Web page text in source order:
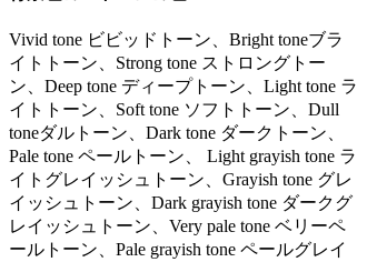
Vivid tone ビビッドトーン、Bright toneブラ
イトトーン、Strong tone ストロングトー
ン、Deep tone ディープトーン、Light tone ラ
イトトーン、Soft tone ソフトトーン、Dull
toneダルトーン、Dark tone ダークトーン、
Pale tone ペールトーン、 Light grayish tone ラ
イトグレイッシュトーン、Grayish tone グレ
イッシュトーン、Dark grayish tone ダークグ
レイッシュトーン、Very pale tone ベリーペ
ールトーン、Pale grayish tone ペールグレイ